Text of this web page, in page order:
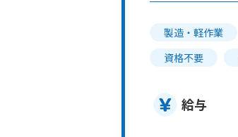
製造・軽作業
資格不要
給与